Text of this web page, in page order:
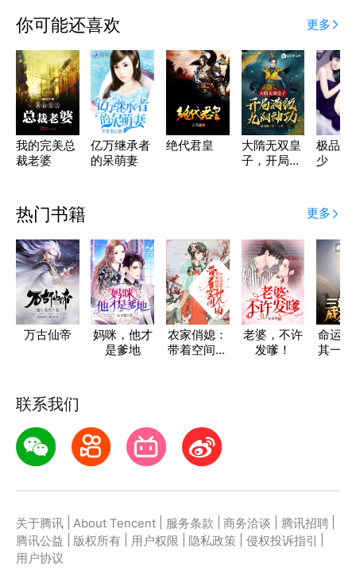
你可能还喜欢 更多
我的完美总
裁老婆
亿万继承者
的呆萌妻
绝代君皇
大隋无双皇
子，开局满
极品贴
少
热门书籍 更多
万古仙帝
妈咪，他才
是爹地
农家俏媳：
带着空间种
老婆，不许
发嗲！
命运
其一
联系我们
关于腾讯 About Tencent 服务条款 商务洽谈 腾讯招聘
腾讯公益
版权所有 用户权限 隐私政策 侵权投诉指引
用户协议